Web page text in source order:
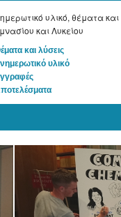
υλικό, θέματα
και Λυκείου
και λύσεις
υλικό